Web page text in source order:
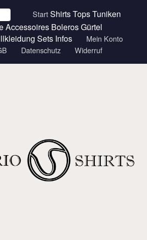
StartShirtsTopsTuniken
Accessoires BolerosGürtel
Sets Infos
Mein Konto
Datenschutz Widerruf